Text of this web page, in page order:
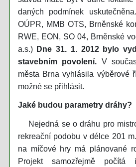
daných podmínek
OÚPR, MMB OTS, Brněnské
RWE, EON, SO 04, Brněnské
a.s.) Dne 31. 1. 2012 bylo
stavebním povolení. V
města Brna vyhlásila výběrové
možné se přihlásit.
Jaké budou parametry dráhy?
Nejedná se o dráhu pro
rekreační podobu v délce 201
na míčové hry má plánované
Projekt samozřejmě počítá